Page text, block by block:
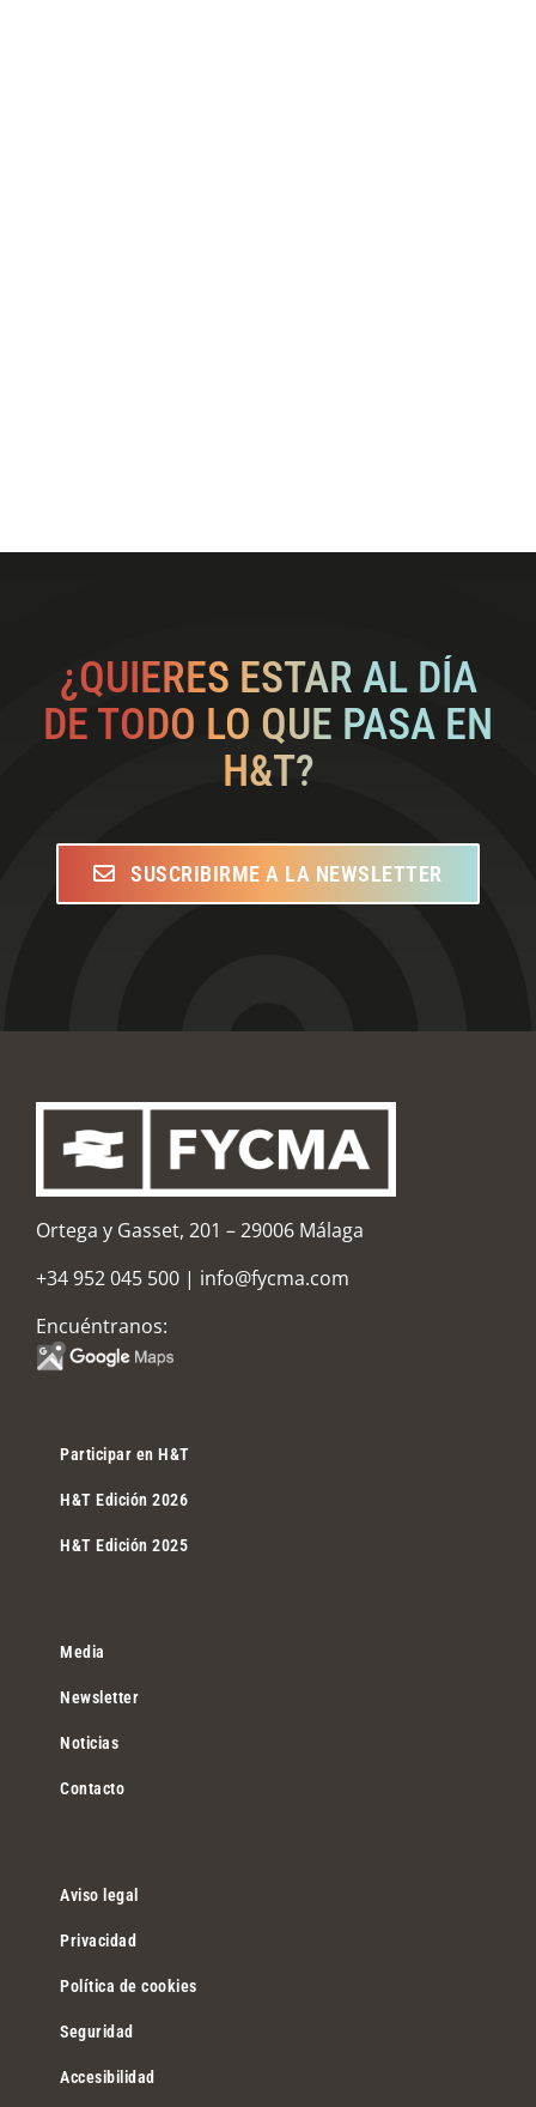
¿QUIERES ESTAR AL DÍA
DE TODO LO QUE PASA EN
H&T?
SUSCRIBIRME A LA NEWSLETTER
Ortega y Gasset, 201 – 29006 Málaga
+34 952 045 500 | info@fycma.com
Encuéntranos:
Participar en H&T
H&T Edición 2026
H&T Edición 2025
Media
Newsletter
Noticias
Contacto
Aviso legal
Privacidad
Política de cookies
Seguridad
Accesibilidad